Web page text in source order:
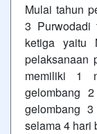
Mulai tahun
3 Purwodadi
ketiga yaitu
pelaksanaan
memiliki 1
gelombang
gelombang
selama 4 hari